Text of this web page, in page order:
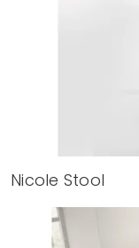
Nicole Stool